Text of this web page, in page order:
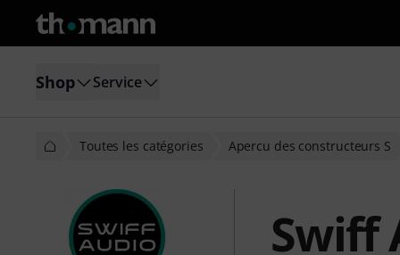
Shop Service
Toutes les catégories Apercu des constructeurs S
Swiff